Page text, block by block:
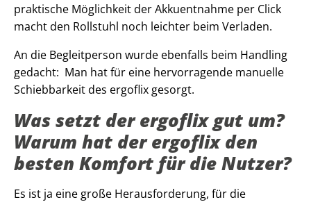
praktische Möglichkeit der Akkuentnahme per Click
macht den Rollstuhl noch leichter beim Verladen.
An die Begleitperson wurde ebenfalls beim Handling
gedacht: Man hat für eine hervorragende manuelle
Schiebbarkeit des ergoflix gesorgt.
Was setzt der ergoflix gut um?
Warum hat der ergoflix den
besten Komfort für die Nutzer?
Es ist ja eine große Herausforderung, für die